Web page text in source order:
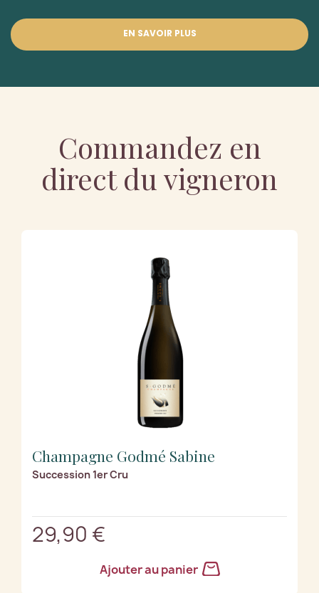
EN SAVOIR PLUS
Commandez en
direct du vigneron
Champagne Godmé Sabine
Succession 1er Cru
29,90 €
Ajouter au panier